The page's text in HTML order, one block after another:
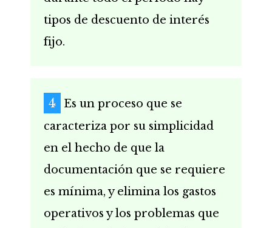
tipos de descuento de interés
fijo.
Es un proceso que se
caracteriza por su simplicidad
en el hecho de que la
documentación que se requiere
es mínima, y elimina los gastos
operativos y los problemas que